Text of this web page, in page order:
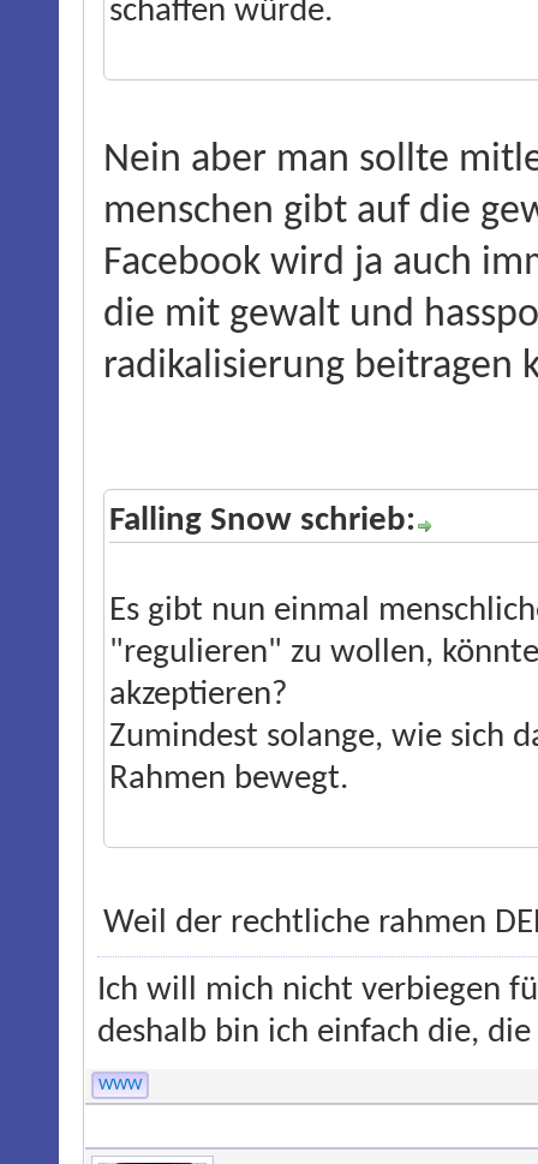
schaffen würde.
Nein aber man sollte
menschen gibt auf die
Facebook wird ja auch
die mit gewalt und
radikalisierung beitragen
Falling Snow schrieb:
Es gibt nun einmal
"regulieren" zu wollen,
akzeptieren?
Zumindest solange, wie sich
Rahmen bewegt.
Weil der rechtliche rahmen
Ich will mich nicht verbiegen
deshalb bin ich einfach die,
WWW